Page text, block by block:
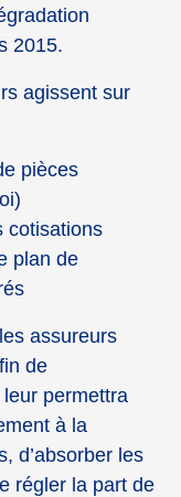
2015.
agissent sur
pièces
cotisations
plan de
assureurs
de
permettra
à la
d’absorber les
régler la part de